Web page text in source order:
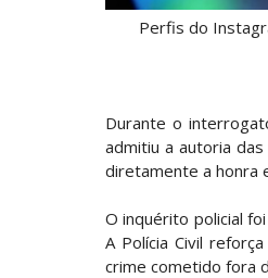
Perfis do
Durante o
admitiu a autoria
diretamente a honra
O inquérito policial
A Polícia Civil
crime cometido fora